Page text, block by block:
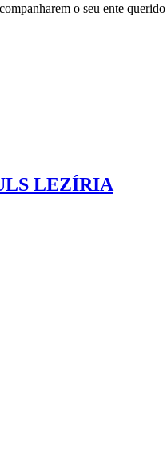
o seu ente
LEZÍRIA